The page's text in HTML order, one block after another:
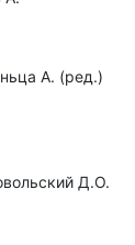
А. (ред.)
Д.О.